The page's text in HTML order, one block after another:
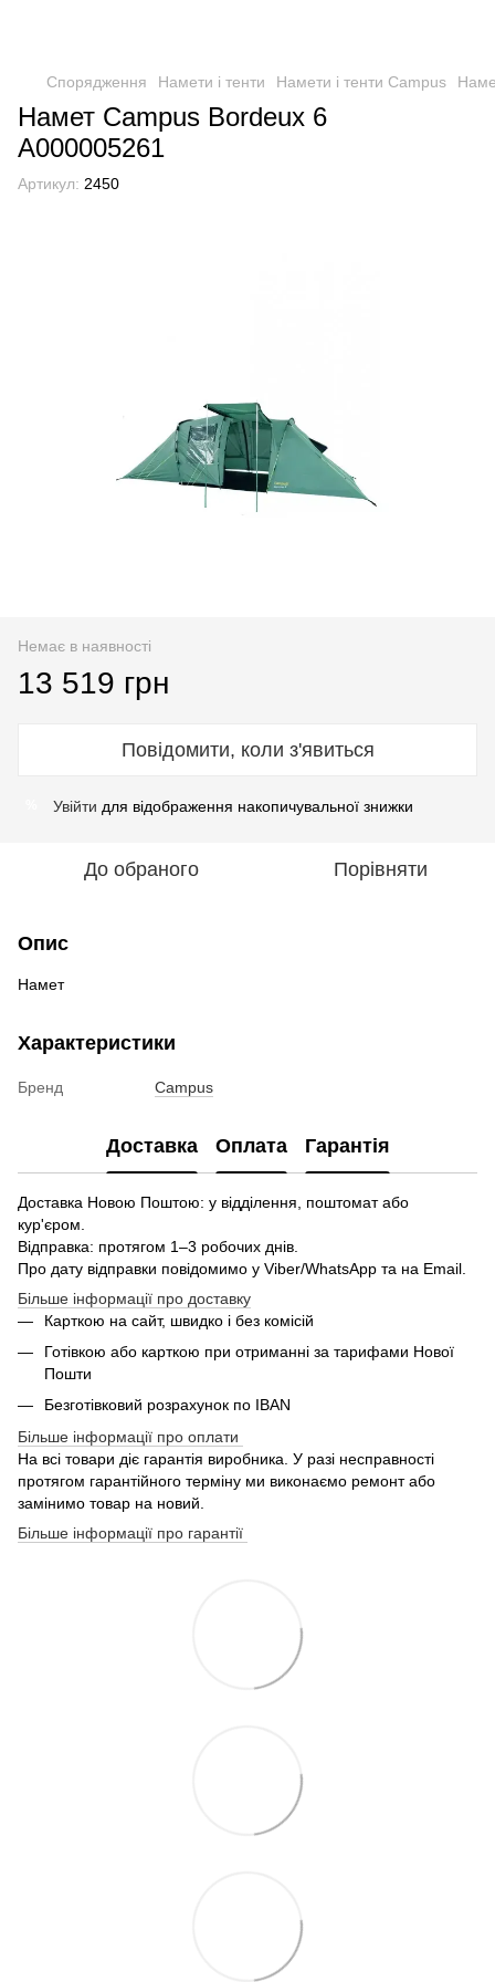
Спорядження Намети і тенти Намети і тенти Campus
Намет Campus Bordeux 6
А000005261
Артикул: 2450
Немає в наявності
13 519 грн
Повідомити, коли з'явиться
Увійти для відображення накопичувальної знижки
До обраного Порівняти
Опис
Намет
Характеристики
Бренд Campus
Доставка Оплата Гарантія
Доставка Новою Поштою: у відділення, поштомат або
кур'єром.
Відправка: протягом 1–3 робочих днів.
Про дату відправки повідомимо у Viber/WhatsApp та на Email.
Більше інформації про доставку
Карткою на сайт, швидко і без комісій
Готівкою або карткою при отриманні за тарифами Нової
Пошти
Безготівковий розрахунок по IBAN
Більше інформації про оплати
На всі товари діє гарантія виробника. У разі несправності
протягом гарантійного терміну ми виконаємо ремонт або
замінимо товар на новий.
Більше інформації про гарантії